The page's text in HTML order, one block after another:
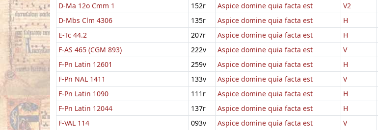
D-Ma 12o Cmm 1
152r Aspice domine quia facta est V2
D-Mbs Clm 4306
135r Aspice domine quia facta est H
E-Tc 44.2
207r Aspice domine quia facta est H
F-AS 465 (CGM 893)
222v Aspice domine quia facta est V
F-Pn Latin 12601
259v Aspice domine quia facta est H
F-Pn NAL 1411
133v Aspice domine quia facta est V
F-Pn Latin 1090
111r Aspice domine quia facta est H
F-Pn Latin 12044
137r Aspice domine quia facta est H
F-VAL 114
093v Aspice domine quia facta est V